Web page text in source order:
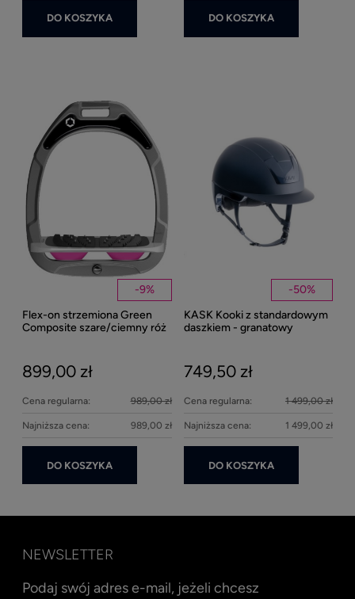
DO KOSZYKA DO KOSZYKA
-9%
Flex-on strzemiona Green
Composite szare/ciemny róż
899,00 zł
Cena regularna: 989,00 zł
Najniższa cena: 989,00 zł
DO KOSZYKA
-50%
KASK Kooki z standardowym
daszkiem - granatowy
749,50 zł
Cena regularna: 1 499,00 zł
Najniższa cena: 1 499,00 zł
DO KOSZYKA
NEWSLETTER
Podaj swój adres e-mail, jeżeli chcesz